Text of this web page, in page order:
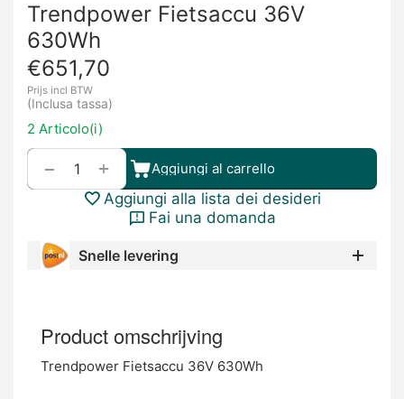
Trendpower Fietsaccu 36V
630Wh
€651,70
Prijs incl BTW
(Inclusa tassa)
2 Articolo(i)
+
− Aggiungi al carrello
Aggiungi alla lista dei desideri
Fai una domanda
Snelle levering
Product omschrijving
Trendpower Fietsaccu 36V 630Wh